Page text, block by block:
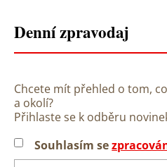
Denní zpravodaj
Chcete mít přehled o tom,
a okolí?
Přihlaste se k odběru
Souhlasím se